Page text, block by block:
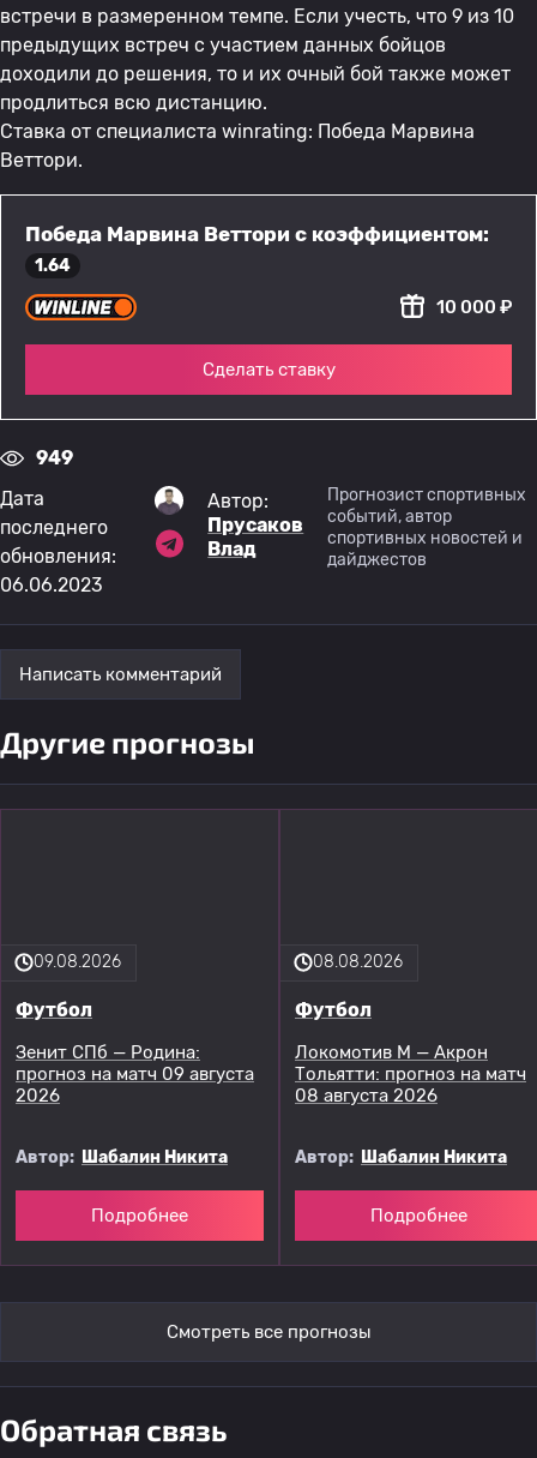
встречи в размеренном темпе. Если учесть, что 9 из 10
предыдущих встреч с участием данных бойцов
доходили до решения, то и их очный бой также может
продлиться всю дистанцию.
Ставка от специалиста winrating: Победа Марвина
Веттори.
Победа Марвина Веттори с коэффициентом:
1.64
10 000 ₽
Сделать ставку
949
Дата
последнего
обновления:
06.06.2023
Автор:
Прусаков
Влад
Прогнозист спортивных
событий, автор
спортивных новостей и
дайджестов
Написать комментарий
Другие прогнозы
09.08.2026
Футбол
Зенит СПб — Родина:
прогноз на матч 09 августа
2026
Автор: Шабалин Никита
Подробнее
08.08.2026
Футбол
Локомотив М — Акрон
Тольятти: прогноз на матч
08 августа 2026
Автор: Шабалин Никита
Подробнее
Смотреть все прогнозы
Обратная связь